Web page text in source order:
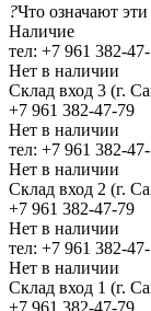
?Что означают
Наличие
тел: +7 961 382-
Нет в наличии
Склад вход 3 (г.
+7 961 382-47-79
Нет в наличии
тел: +7 961 382-
Нет в наличии
Склад вход 2 (г.
+7 961 382-47-79
Нет в наличии
тел: +7 961 382-
Нет в наличии
Склад вход 1 (г.
+7 961 382-47-79